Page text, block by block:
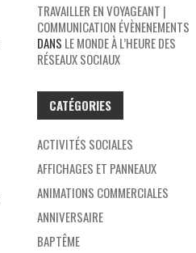
TRAVAILLER EN VOYAGEANT |
COMMUNICATION ÉVÈNENEMENTS
DANS LE MONDE À L’HEURE DES
RÉSEAUX SOCIAUX
CATÉGORIES
ACTIVITÉS SOCIALES
AFFICHAGES ET PANNEAUX
ANIMATIONS COMMERCIALES
ANNIVERSAIRE
BAPTÊME